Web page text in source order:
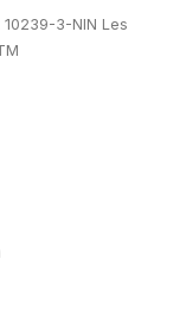
10239-3-NIN Les